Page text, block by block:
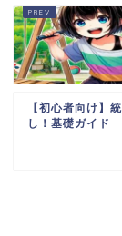
【初心者向け】
し！基礎ガイド